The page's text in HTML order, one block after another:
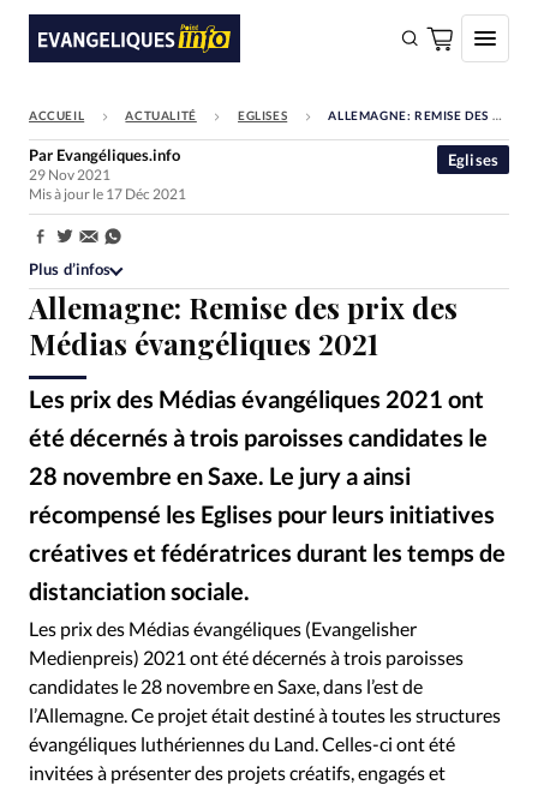
FAIRE UN DON
Faire un don
Société
Monde
Bible
Toute l'actualité
Se connecter
RUBRIQUES
Toute l'actualité Bible Culture
Economie
Eglises
Histoire Laicité
Mission
Monde People Politique
Religions
Société
ACCUEIL ACTUALITÉ EGLISES ALLEMAGNE: REMISE DES PRIX DES MÉDIAS ÉVANGÉLIQUES 2021
Allemagne: Remise des prix des
Médias évangéliques 2021
Les prix des Médias évangéliques 2021 ont
été décernés à trois paroisses candidates le
28 novembre en Saxe. Le jury a ainsi
récompensé les Eglises pour leurs initiatives
créatives et fédératrices durant les temps de
distanciation sociale.
Eglises
Par Evangéliques.info
29 Nov 2021
Mis à jour le 17 Déc 2021
Partager:
Plus d’infos
©Evangelish in Sarchen/YouTube -Remise des prix des Médias évangéliques 2021
Les prix des Médias évangéliques (Evangelisher
Medienpreis) 2021 ont été décernés à trois paroisses
candidates le 28 novembre en Saxe, dans l’est de
l’Allemagne. Ce projet était destiné à toutes les structures
évangéliques luthériennes du Land. Celles-ci ont été
invitées à présenter des projets créatifs, engagés et